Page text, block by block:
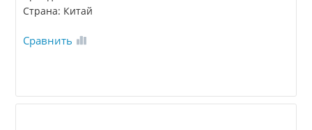
Страна: Китай
Сравнить